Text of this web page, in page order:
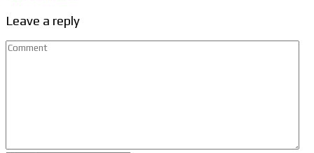
Leave a reply